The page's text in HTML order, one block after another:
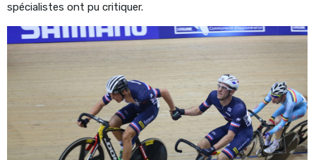
spécialistes ont pu critiquer.